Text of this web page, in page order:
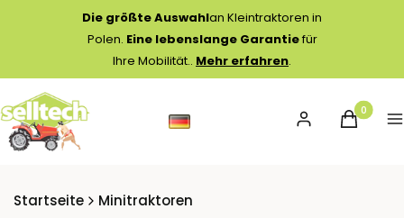
Die größte Auswahlan Kleintraktoren in
Polen. Eine lebenslange Garantiefür
Ihre Mobilität.. Mehr erfahren.
Einloggen
Startseite Minitraktoren